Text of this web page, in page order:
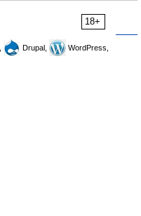
18+
Drupal,
WordPress,